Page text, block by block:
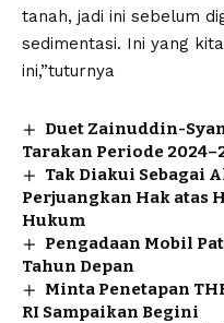
tanah, jadi ini sebelum
sedimentasi. Ini yang
ini,”tuturnya
Duet Zainuddin-
Tarakan Periode
Tak Diakui Sebagai
Perjuangkan Hak atas
Hukum
Pengadaan Mobil
Tahun Depan
Minta Penetapan
RI Sampaikan Begini